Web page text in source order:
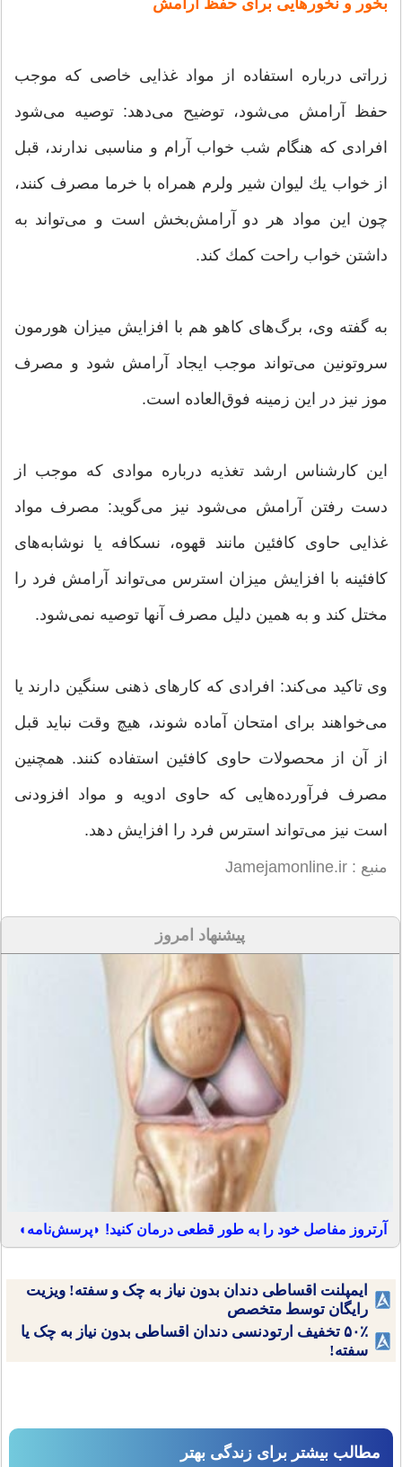
زراتی درباره استفاده از مواد غذایی خاصی كه موجب
حفظ آرامش می‌شود، توضیح می‌دهد: توصیه می‌شود
افرادی كه هنگام شب خواب آرام و مناسبی ندارند، قبل
از خواب یك لیوان شیر ولرم همراه با خرما مصرف كنند،
چون این مواد هر دو آرامش‌بخش است و می‌تواند به
داشتن خواب راحت كمك كند.
به گفته وی، برگ‌های كاهو هم با افزایش میزان هورمون
سروتونین می‌تواند موجب ایجاد آرامش شود و مصرف
موز نیز در این زمینه فوق‌العاده است.
این كارشناس ارشد تغذیه درباره موادی كه موجب از
دست رفتن آرامش می‌شود نیز می‌گوید: مصرف مواد
غذایی حاوی كافئین مانند قهوه، نسكافه یا نوشابه‌های
كافئینه با افزایش میزان استرس می‌تواند آرامش فرد را
مختل كند و به همین دلیل مصرف آنها توصیه نمی‌شود.
وی تاكید می‌كند: افرادی كه كارهای ذهنی سنگین دارند یا
می‌خواهند برای امتحان آماده شوند، هیچ وقت نباید قبل
از آن از محصولات حاوی كافئین استفاده كنند. همچنین
مصرف فرآورده‌هایی كه حاوی ادویه و مواد افزودنی
است نیز می‌تواند استرس فرد را افزایش دهد.
منبع : Jamejamonline.ir
پیشنهاد امروز
آرتروز مفاصل خود را به طور قطعی درمان کنید! ◗پرسش‌نامه◖
ایمپلنت اقساطی دندان بدون نیاز به چک و سفته! ویزیت
رایگان توسط متخصص
۵۰٪ تخفیف ارتودنسی دندان اقساطی بدون نیاز به چک یا
سفته!
مطالب بیشتر برای زندگی بهتر